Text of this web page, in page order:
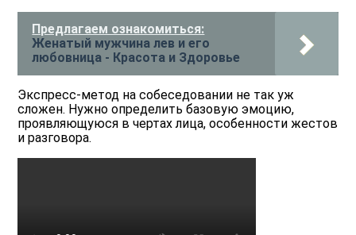
Предлагаем ознакомиться:
Женатый мужчина лев и его
любовница - Красота и Здоровье
Экспресс-метод на собеседовании не так уж
сложен. Нужно определить базовую эмоцию,
проявляющуюся в чертах лица, особенности жестов
и разговора.